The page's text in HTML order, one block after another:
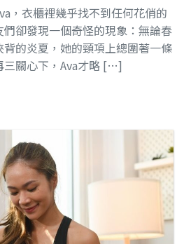
，衣櫃裡幾乎找不到任何花俏的
卻發現一個奇怪的現象：無論春
的炎夏，她的頸項上總圍著一條
三關心下，Ava才略 […]